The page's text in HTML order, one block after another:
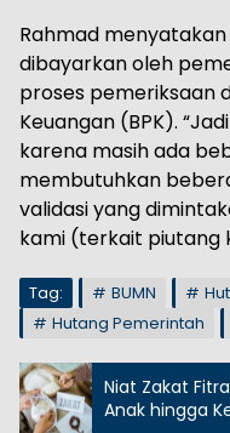
Rahmad
dibayarkan oleh
proses pemeriksaan
Keuangan (BPK).
karena masih ada
membutuhkan
validasi yang
kami (terkait piutang
Tag: BUMN
Hutang Pemerintah
Niat Zakat
Anak hingga